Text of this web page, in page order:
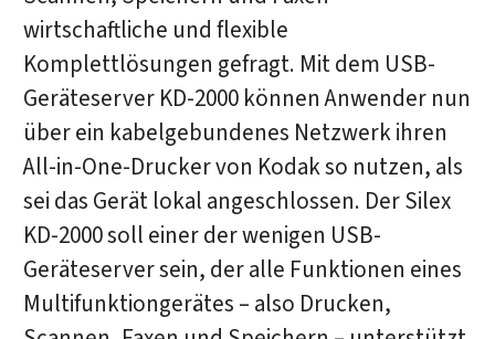
wirtschaftliche und flexible
Komplettlösungen gefragt. Mit dem USB-
Geräteserver KD-2000 können Anwender nun
über ein kabelgebundenes Netzwerk ihren
All-in-One-Drucker von Kodak so nutzen, als
sei das Gerät lokal angeschlossen. Der Silex
KD-2000 soll einer der wenigen USB-
Geräteserver sein, der alle Funktionen eines
Multifunktiongerätes – also Drucken,